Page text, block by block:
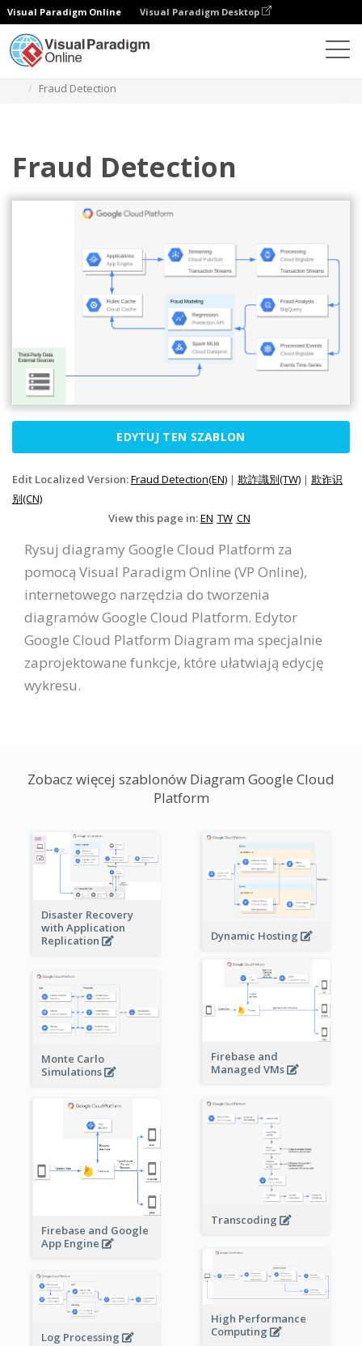
Visual Paradigm Online Visual Paradigm Desktop
Fraud Detection
Fraud Detection
EDYTUJ TEN SZABLON
Edit Localized Version:Fraud Detection(EN) | 欺詐識別(TW) | 欺诈识
别(CN)
View this page in:EN TW CN
Rysuj diagramy Google Cloud Platform za
pomocą Visual Paradigm Online (VP Online),
internetowego narzędzia do tworzenia
diagramów Google Cloud Platform. Edytor
Google Cloud Platform Diagram ma specjalnie
zaprojektowane funkcje, które ułatwiają edycję
wykresu.
Zobacz więcej szablonów Diagram Google Cloud
Platform
Disaster Recovery
with Application
Replication
Dynamic Hosting
Firebase and
Managed VMs
Monte Carlo
Simulations
Firebase and Google
App Engine
Transcoding
High Performance
Computing
Log Processing